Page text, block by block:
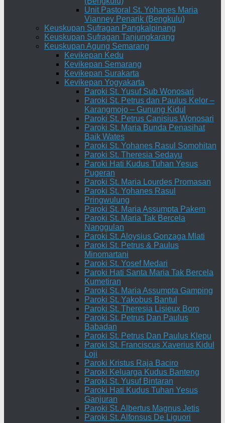
Unit Pastoral St. Yohanes Maria
Vianney Penarik (Bengkulu)
Keuskupan Sufragan Pangkalpinang
Keuskupan Sufragan Tanjungkarang
Keuskupan Agung Semarang
Kevikepan Kedu
Kevikepan Semarang
Kevikepan Surakarta
Kevikepan Yogyakarta
Paroki St. Yusuf Sub Wonosari
Paroki St. Petrus dan Paulus Kelor –
Karangmojo – Gunung Kidul
Paroki St. Petrus Canisius Wonosari
Paroki St. Maria Bunda Penasihat
Baik Wates
Paroki St. Yohanes Rasul Somohitan
Paroki St. Theresia Sedayu
Paroki Hati Kudus Tuhan Yesus
Pugeran
Paroki St. Maria Lourdes Promasan
Paroki St. Yohanes Rasul
Pringwulung
Paroki St. Maria Assumpta Pakem
Paroki St. Maria Tak Bercela
Nanggulan
Paroki St. Aloysius Gonzaga Mlati
Paroki St. Petrus & Paulus
Minomartani
Paroki St. Yosef Medari
Paroki Hati Santa Maria Tak Bercela
Kumetiran
Paroki St. Maria Assumpta Gamping
Paroki St. Yakobus Bantul
Paroki St. Theresia Lisieux Boro
Paroki St. Petrus Dan Paulus
Babadan
Paroki St. Petrus Dan Paulus Klepu
Paroki St. Franciscus Xaverius Kidul
Loji
Paroki Kristus Raja Baciro
Paroki Keluarga Kudus Banteng
Paroki St. Yusuf Bintaran
Paroki Hati Kudus Tuhan Yesus
Ganjuran
Paroki St. Albertus Magnus Jetis
Paroki St. Alfonsus De Liguori